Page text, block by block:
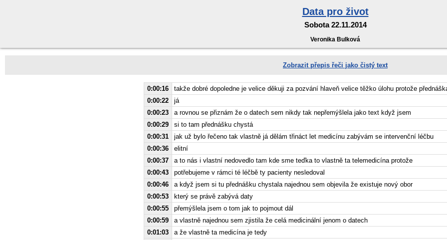
Data pro život
Sobota 22.11.2014
Veronika Bulková
Zobrazit přepis řeči jako čistý text
0:00:16
takže dobré dopoledne je velice děkuji za pozvání hlaveň velice těžko úlohu protože
0:00:22
já
0:00:23
a rovnou se přiznám že o datech sem nikdy tak nepřemýšlela jako text když jsem
0:00:29
si to tam přednášku chystá
0:00:31
jak už bylo řečeno tak vlastně já dělám třináct let medicínu zabývám se intervenční léčbu
0:00:36
elitní
0:00:37
a to nás i vlastní nedovedlo tam kde sme teďka to vlastně ta telemedicína protože
0:00:43
potřebujeme v rámci té léčbě ty pacienty nesledoval
0:00:46
a když jsem si tu přednášku chystala najednou sem objevila že existuje nový obor
0:00:53
který se právě zabývá daty
0:00:55
přemýšlela jsem o tom jak to pojmout dál
0:00:59
a vlastně najednou sem zjistila že celá medicinální jenom o datech
0:01:03
a že vlastně ta medicína je tedy